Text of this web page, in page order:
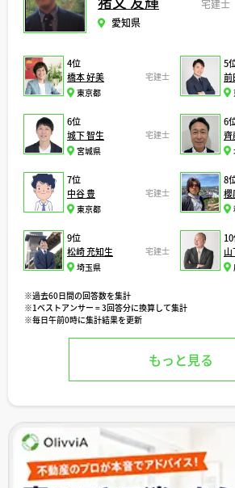
宅建士
愛知県
4位
橋本 好美
宅建士
東京都
5
前
6位
城下 智生
宅建士
宮城県
6
齊
7位
中谷 豊
宅建士
東京都
8
櫻
9位
松崎 充知生
宅建士
埼玉県
山
※過去60日間の回答数を集計
※1ベストアンサー = 3回答分に換算して集計
※毎日午前0時に集計結果を更新
もっと見る